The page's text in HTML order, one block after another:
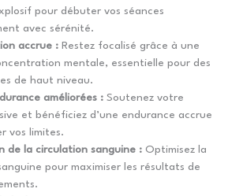
pour débuter vos séances
avec sérénité.
accrue : Restez focalisé grâce à une
mentale, essentielle pour des
de haut niveau.
améliorées : Soutenez votre
et bénéficiez d’une endurance accrue
vos limites.
de la circulation sanguine : Optimisez la
pour maximiser les résultats de